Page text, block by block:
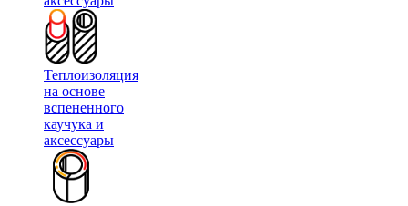
Теплоизоляция
на основе
вспененного
каучука и
аксессуары